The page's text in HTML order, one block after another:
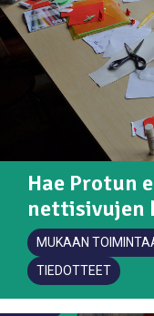
Hae Protun
nettisivujen
MUKAAN
TIEDOTTEET